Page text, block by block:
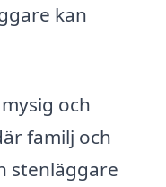
kan
och
familj och
stenläggare